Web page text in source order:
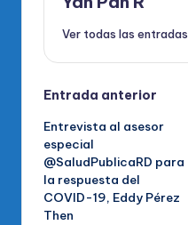
Ver todas las entradas
Navegación
de
entradas
Entrada anterior
Entrevista al asesor
especial
@SaludPublicaRD para
la respuesta del
COVID-19, Eddy Pérez
Then